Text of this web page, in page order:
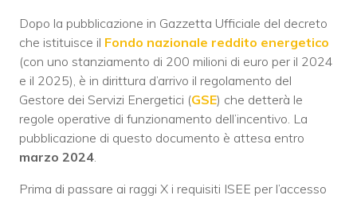
Dopo la pubblicazione in Gazzetta Ufficiale del decreto
che istituisce il Fondo nazionale reddito energetico
(con uno stanziamento di 200 milioni di euro per il 2024
e il 2025), è in dirittura d’arrivo il regolamento del
Gestore dei Servizi Energetici (GSE) che detterà le
regole operative di funzionamento dell’incentivo. La
pubblicazione di questo documento è attesa entro
marzo 2024.
Prima di passare ai raggi X i requisiti ISEE per l’accesso